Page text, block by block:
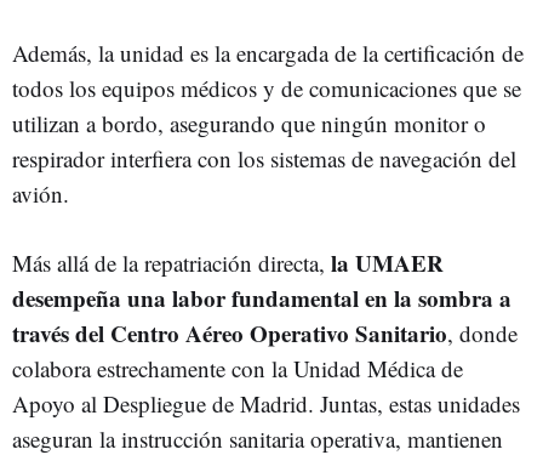
Además, la unidad es la encargada de la certificación de
todos los equipos médicos y de comunicaciones que se
utilizan a bordo, asegurando que ningún monitor o
respirador interfiera con los sistemas de navegación del
avión.
Más allá de la repatriación directa, la UMAER
desempeña una labor fundamental en la sombra a
través del Centro Aéreo Operativo Sanitario, donde
colabora estrechamente con la Unidad Médica de
Apoyo al Despliegue de Madrid. Juntas, estas unidades
aseguran la instrucción sanitaria operativa, mantienen